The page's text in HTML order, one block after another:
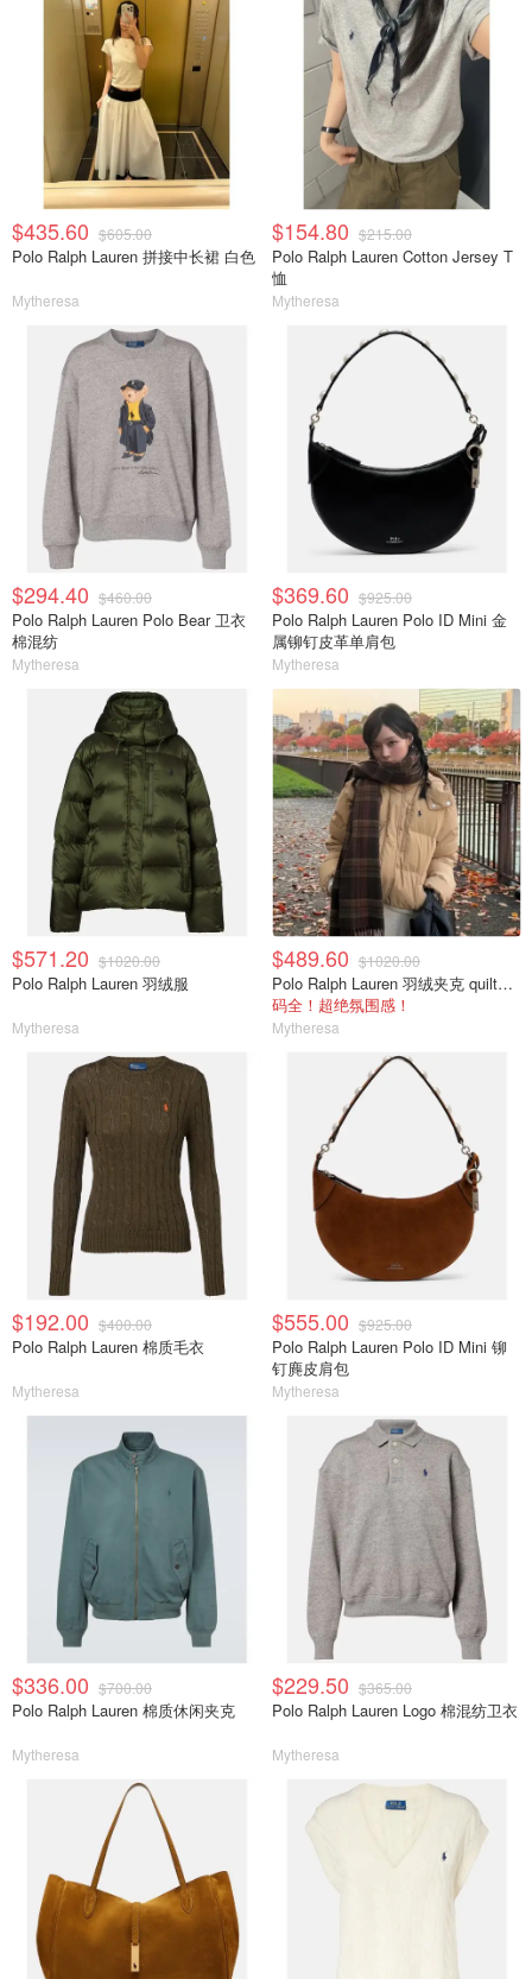
$435.60 $605.00
Polo Ralph Lauren 拼接中长裙 白色
Mytheresa
$154.80 $215.00
Polo Ralph Lauren Cotton Jersey T
恤
Mytheresa
$294.40 $460.00
Polo Ralph Lauren Polo Bear 卫衣
棉混纺
Mytheresa
$369.60 $925.00
Polo Ralph Lauren Polo ID Mini 金
属铆钉皮革单肩包
Mytheresa
$571.20 $1020.00
Polo Ralph Lauren 羽绒服
Mytheresa
$489.60 $1020.00
Polo Ralph Lauren 羽绒夹克 quilted款
码全！超绝氛围感！
Mytheresa
$192.00 $400.00
Polo Ralph Lauren 棉质毛衣
Mytheresa
$555.00 $925.00
Polo Ralph Lauren Polo ID Mini 铆
钉麂皮肩包
Mytheresa
$336.00 $700.00
Polo Ralph Lauren 棉质休闲夹克
Mytheresa
$229.50 $365.00
Polo Ralph Lauren Logo 棉混纺卫衣
Mytheresa